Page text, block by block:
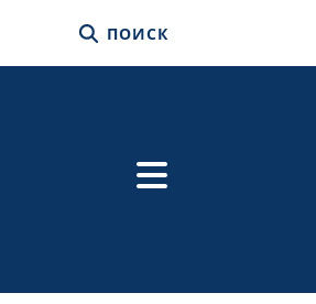
ПОИСК